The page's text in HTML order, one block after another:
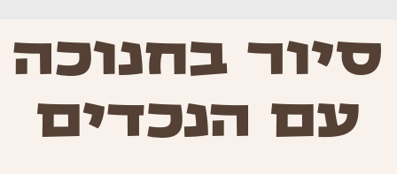
סיור בחנוכה
עם הנכדים